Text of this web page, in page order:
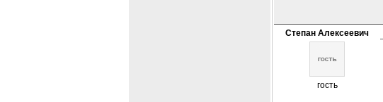
Степан Алексеевич
гость